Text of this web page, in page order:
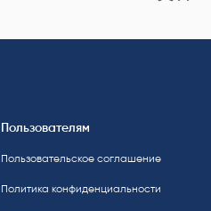
Пользователям
Пользовательское соглашение
Политика конфиденциальности